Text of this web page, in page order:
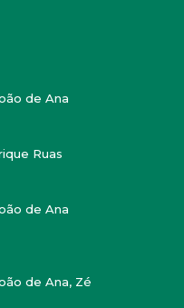
de Ana
Ruas
de Ana
de Ana, Zé